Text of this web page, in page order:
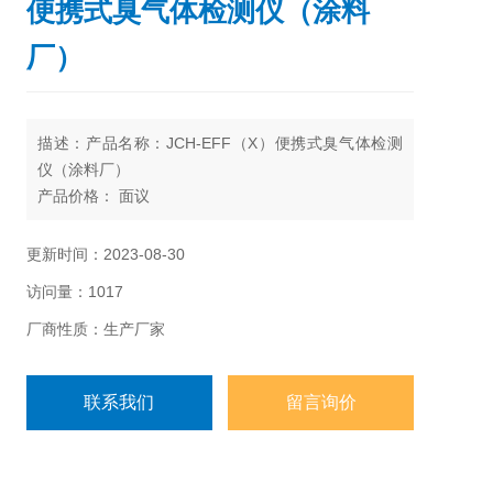
便携式臭气体检测仪（涂料
厂）
描述：产品名称：JCH-EFF（X）便携式臭气体检测
仪（涂料厂）
产品价格： 面议
型 号：JCH-EFF（X）
配送方式：快递、EMS、物流
更新时间：2023-08-30
访问量：1017
厂商性质：生产厂家
联系我们 留言询价